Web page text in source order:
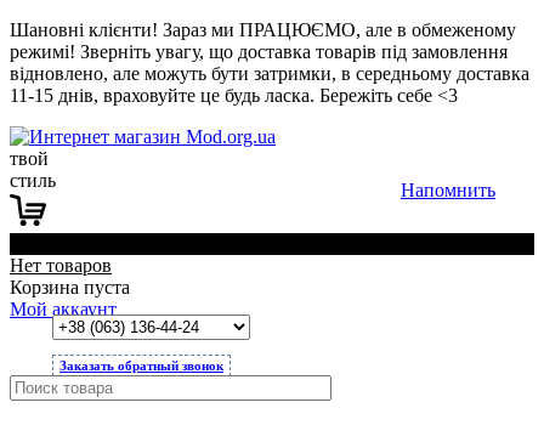
Шановні клієнти! Зараз ми ПРАЦЮЄМО, але в обмеженому
режимі! Зверніть увагу, що доставка товарів під замовлення
відновлено, але можуть бути затримки, в середньому доставка
11-15 днів, враховуйте це будь ласка. Бережіть себе <3
твой
стиль
Нет товаров
Корзина пуста
Мой аккаунт
Заказать обратный звонок
Напомнить